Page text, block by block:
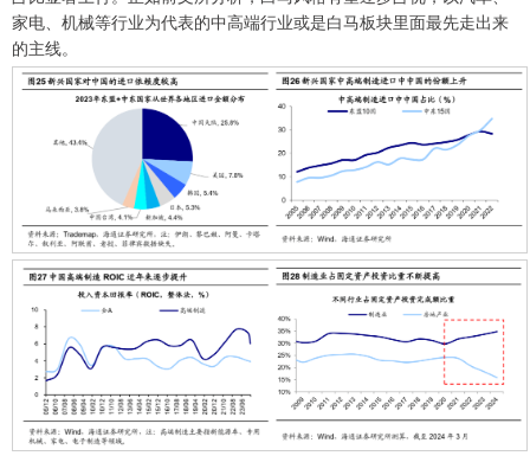
家电、机械等行业为代表的中高端行业或是白马板块里面最先走出来
的主线。